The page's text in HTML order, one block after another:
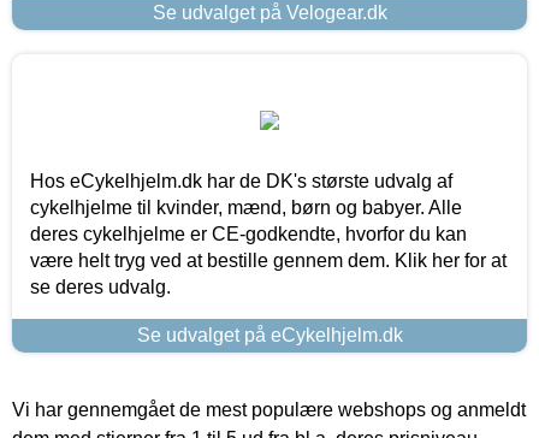
Se udvalget på Velogear.dk
Hos eCykelhjelm.dk har de DK's største udvalg af
cykelhjelme til kvinder, mænd, børn og babyer. Alle
deres cykelhjelme er CE-godkendte, hvorfor du kan
være helt tryg ved at bestille gennem dem. Klik her for at
se deres udvalg.
Se udvalget på eCykelhjelm.dk
Vi har gennemgået de mest populære webshops og anmeldt